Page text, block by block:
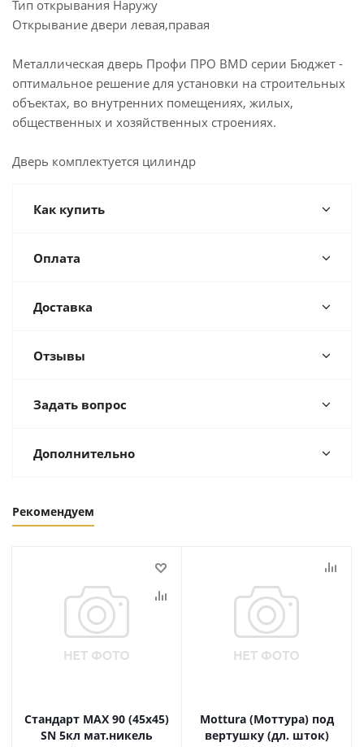
Тип открывания Наружу
Открывание двери левая,правая
Металлическая дверь Профи ПРО BMD серии Бюджет -
оптимальное решение для установки на строительных
объектах, во внутренних помещениях, жилых,
общественных и хозяйственных строениях.
Дверь комплектуется цилиндр
Как купить
Оплата
Доставка
Отзывы
Задать вопрос
Дополнительно
Рекомендуем
Стандарт MAX 90 (45х45)
SN 5кл мат.никель
Mottura (Моттура) под
вертушку (дл. шток)